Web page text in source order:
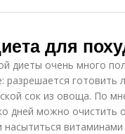
для
диеты очень много
разрешается
сок из овоща. По
дней можно очистить
насытиться